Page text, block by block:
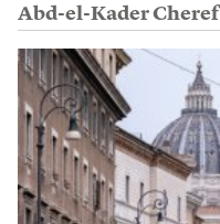
Abd-el-Kader Cheref